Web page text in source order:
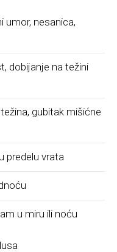
umor, nesanica,
dobijanje na težini
gubitak mišićne
predelu vrata
u miru ili noću